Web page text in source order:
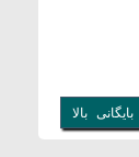
بایگانی بالا